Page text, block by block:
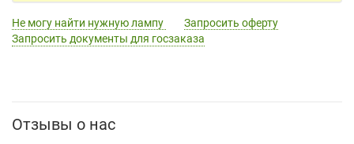
Не могу найти нужную лампу
Запросить оферту
Запросить документы для госзаказа
Отзывы о нас